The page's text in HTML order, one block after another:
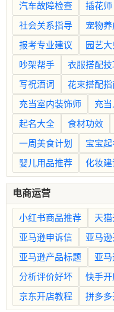
汽车故障检查
插花师
社会关系指导
宠物
报考专业建议
园艺
吵架帮手
衣服搭配技
写祝酒词
花束搭配指
充当室内装饰师
充
起名大全
食材功效
一周美食计划
宝宝起
婴儿用品推荐
化妆建
电商运营
小红书商品推荐 天
亚马逊申诉信
亚马
亚马逊产品标题
亚
分析评价好坏
快手
京东开店教程
拼多